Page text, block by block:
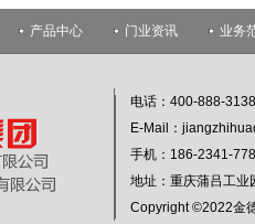
产品中心 门业资讯 业务
电话：400-888-
E-Mail：
手机：186-2341-
地址：重庆蒲吕工业
Copyright ©2022金